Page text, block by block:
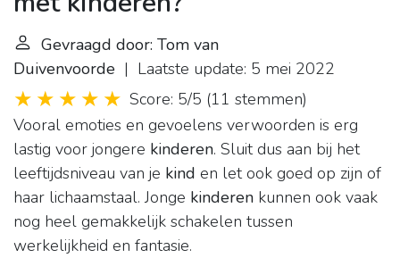
Gevraagd door: Tom van
Duivenvoorde | Laatste update: 5 mei 2022
Score: 5/5 (11 stemmen)
Vooral emoties en gevoelens verwoorden is erg
lastig voor jongere kinderen. Sluit dus aan bij het
leeftijdsniveau van je kind en let ook goed op zijn of
haar lichaamstaal. Jonge kinderen kunnen ook vaak
nog heel gemakkelijk schakelen tussen
werkelijkheid en fantasie.